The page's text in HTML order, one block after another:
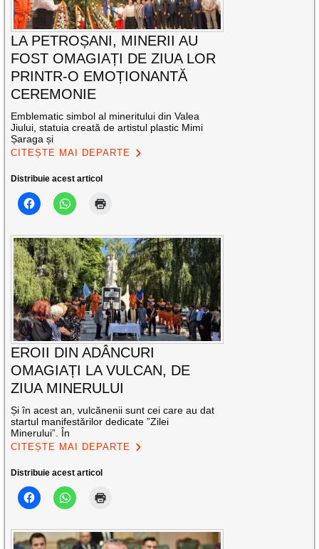
LA PETROȘANI, MINERII AU
FOST OMAGIAȚI DE ZIUA LOR
PRINTR-O EMOȚIONANTĂ
CEREMONIE
Emblematic simbol al mineritului din Valea
Jiului, statuia creată de artistul plastic Mimi
Șaraga și
CITEȘTE MAI DEPARTE
Distribuie acest articol
EROII DIN ADÂNCURI
OMAGIAȚI LA VULCAN, DE
ZIUA MINERULUI
Și în acest an, vulcănenii sunt cei care au dat
startul manifestărilor dedicate ”Zilei
Minerului”. În
CITEȘTE MAI DEPARTE
Distribuie acest articol